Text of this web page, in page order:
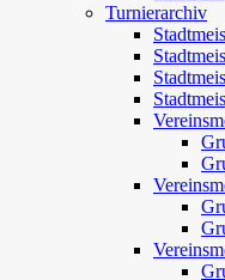
Turnierarchiv